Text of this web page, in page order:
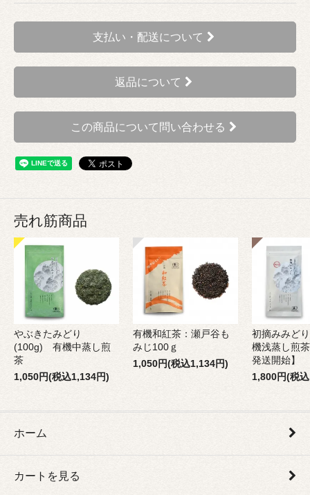
支払い・配送について
返品について
この商品について問い合わせる
売れ筋商品
やぶきたみどり
(100g) 有機中蒸し煎
茶
1,050円(税込1,134円)
有機和紅茶：瀬戸谷も
みじ100ｇ
1,050円(税込1,134円)
初摘みみど
機浅蒸し煎
発送開始】
1,800円(税
ホーム
カートを見る